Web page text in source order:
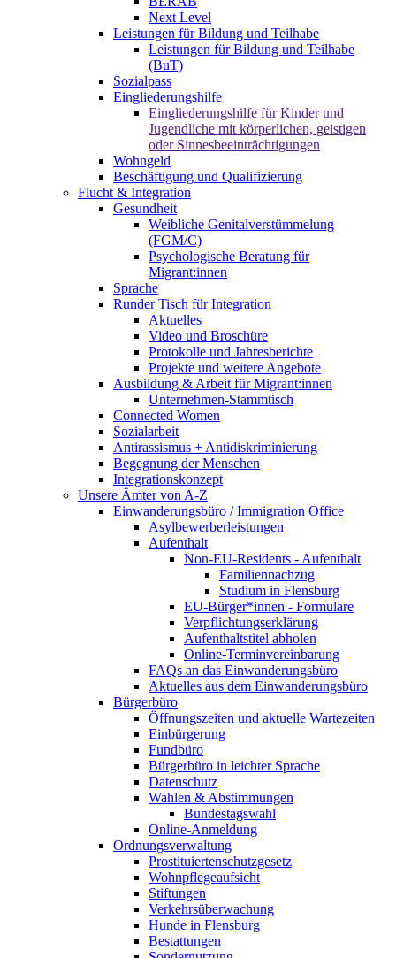
Next Level
Leistungen für Bildung und Teilhabe
Leistungen für Bildung und Teilhabe
(BuT)
Sozialpass
Eingliederungshilfe
Eingliederungshilfe für Kinder und
Jugendliche mit körperlichen, geistigen
oder Sinnesbeeinträchtigungen
Wohngeld
Beschäftigung und Qualifizierung
Flucht & Integration
Gesundheit
Weibliche Genitalverstümmelung
(FGM/C)
Psychologische Beratung für
Migrant:innen
Sprache
Runder Tisch für Integration
Aktuelles
Video und Broschüre
Protokolle und Jahresberichte
Projekte und weitere Angebote
Ausbildung & Arbeit für Migrant:innen
Unternehmen-Stammtisch
Connected Women
Sozialarbeit
Antirassismus + Antidiskriminierung
Begegnung der Menschen
Integrationskonzept
Unsere Ämter von A-Z
Einwanderungsbüro / Immigration Office
Asylbewerberleistungen
Aufenthalt
Non-EU-Residents - Aufenthalt
Familiennachzug
Studium in Flensburg
EU-Bürger*innen - Formulare
Verpflichtungserklärung
Aufenthaltstitel abholen
Online-Terminvereinbarung
FAQs an das Einwanderungsbüro
Aktuelles aus dem Einwanderungsbüro
Bürgerbüro
Öffnungszeiten und aktuelle Wartezeiten
Einbürgerung
Fundbüro
Bürgerbüro in leichter Sprache
Datenschutz
Wahlen & Abstimmungen
Bundestagswahl
Online-Anmeldung
Ordnungsverwaltung
Prostituiertenschutzgesetz
Wohnpflegeaufsicht
Stiftungen
Verkehrsüberwachung
Hunde in Flensburg
Bestattungen